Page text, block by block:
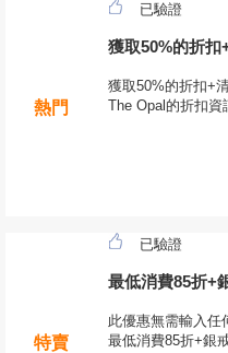
熱門
已驗證
獲取50%的折扣
獲取50%的折扣+
The Opal的折扣資
特賣
已驗證
最低消費85折+
此優惠無需輸入任
最低消費85折+銀